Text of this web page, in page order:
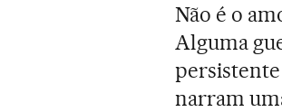
Não é o
Alguma
persistente
narram